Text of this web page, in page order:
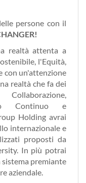
persone con il
realtà attenta a
l'Equità,
con un'attenzione
realtà che fa dei
Continuo e
Holding avrai
internazionale e
proposti da
In più potrai
premiante
aziendale.